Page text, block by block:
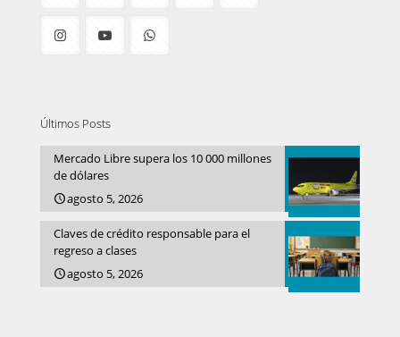
Últimos Posts
Mercado Libre supera los 10 000 millones
de dólares
agosto 5, 2026
Claves de crédito responsable para el
regreso a clases
agosto 5, 2026